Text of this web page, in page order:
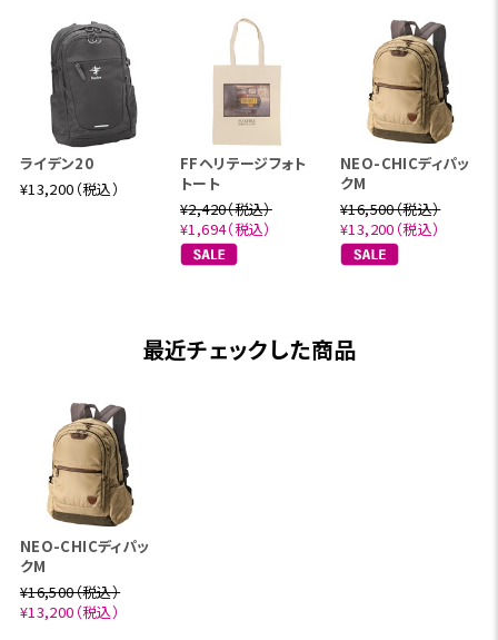
ライデン20
¥13,200（税込）
FFヘリテージフォト
トート
¥2,420（税込）
¥1,694（税込）
NEO-CHICディパッ
クM
¥16,500（税込）
¥13,200（税込）
最近チェックした商品
NEO-CHICディパッ
クM
¥16,500（税込）
¥13,200（税込）